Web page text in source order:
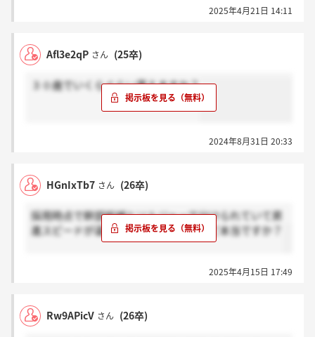
2025年4月21日 14:11
Afl3e2qP さん (25卒)
３０歳でいくらぐらい貰えますか？
2024年8月31日 20:33
HGnIxTb7 さん (26卒)
採用時点で幹部候補とソルジャーで分けられていて昇
進スピードが違うって聞いたんですけど本当ですか？
2025年4月15日 17:49
Rw9APicV さん (26卒)